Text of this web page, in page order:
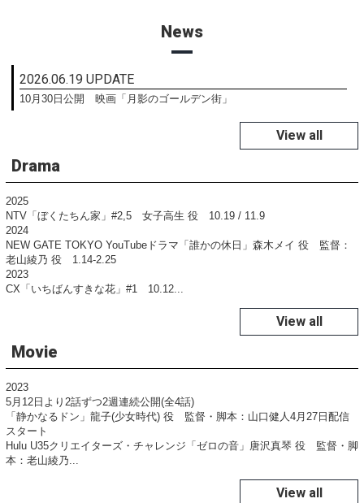
News
2026.06.19 UPDATE
10月30日公開 映画「月影のゴールデン街」
View all
Drama
2025
NTV「ぼくたちん家」#2,5 女子高生 役 10.19 / 11.9
2024
NEW GATE TOKYO YouTubeドラマ「誰かの休日」森木メイ 役 監督：
老山綾乃 役 1.14-2.25
2023
CX「いちばんすきな花」#1 10.12...
View all
Movie
2023
5月12日より2話ずつ2週連続公開(全4話)
「静かなるドン」龍子(少女時代) 役 監督・脚本：山口健人4月27日配信
スタート
Hulu U35クリエイターズ・チャレンジ「ゼロの音」唐沢真琴 役 監督・脚
本：老山綾乃...
View all